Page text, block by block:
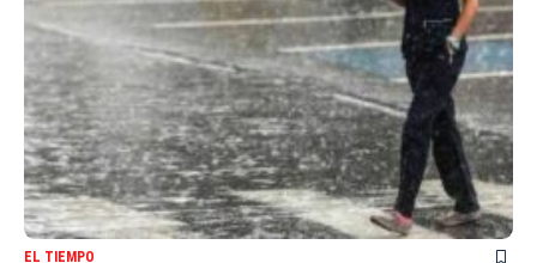
EL TIEMPO